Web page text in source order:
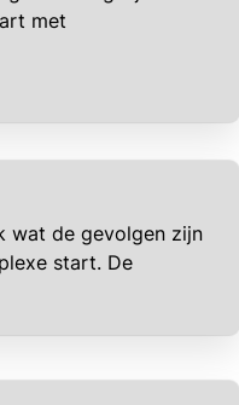
met
wat de gevolgen zijn
start. De